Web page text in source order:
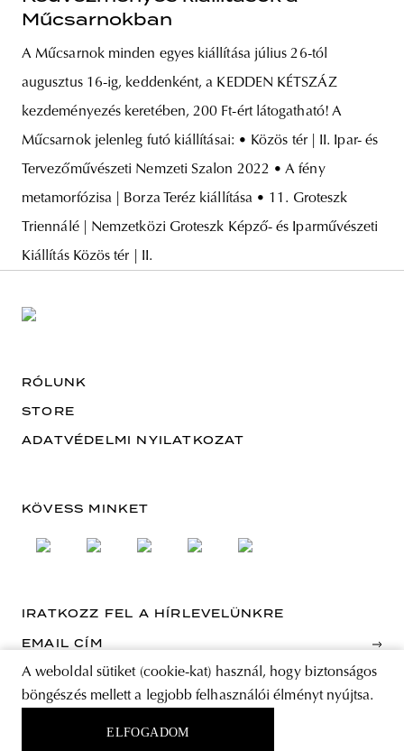
Műcsarnokban
A Műcsarnok minden egyes kiállítása július 26-tól
augusztus 16-ig, keddenként, a KEDDEN KÉTSZÁZ
kezdeményezés keretében, 200 Ft-ért látogatható! A
Műcsarnok jelenleg futó kiállításai: • Közös tér | II. Ipar- és
Tervezőművészeti Nemzeti Szalon 2022 • A fény
metamorfózisa | Borza Teréz kiállítása • 11. Groteszk
Triennálé | Nemzetközi Groteszk Képző- és Iparművészeti
Kiállítás Közös tér | II.
A weboldal sütiket (cookie-kat) használ, hogy biztonságos
böngészés mellett a legjobb felhasználói élményt nyújtsa.
ELFOGADOM
RÓLUNK
STORE
ADATVÉDELMI NYILATKOZAT
KÖVESS MINKET
IRATKOZZ FEL A HÍRLEVELÜNKRE
EMAIL CÍM
A feliratkozással elfogadja az Általános Szerződési Feltételeket és kijelenti,
hogy elolvasta az Adatvédelmi nyilatkozatot.